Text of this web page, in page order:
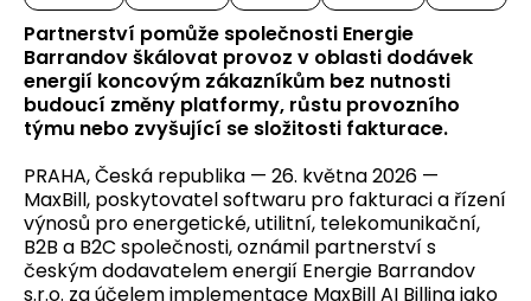
Partnerství pomůže společnosti Energie
Barrandov škálovat provoz v oblasti dodávek
energií koncovým zákazníkům bez nutnosti
budoucí změny platformy, růstu provozního
týmu nebo zvyšující se složitosti fakturace.
PRAHA, Česká republika — 26. května 2026 —
MaxBill, poskytovatel softwaru pro fakturaci a řízení
výnosů pro energetické, utilitní, telekomunikační,
B2B a B2C společnosti, oznámil partnerství s
českým dodavatelem energií Energie Barrandov
s.r.o. za účelem implementace MaxBill AI Billing jako